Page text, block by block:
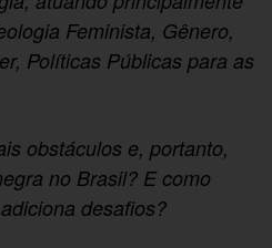
Feminista, Gênero,
Políticas Públicas para as
obstáculos e, portanto,
no Brasil? E como
desafios?